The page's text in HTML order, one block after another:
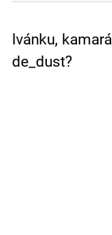
Sledujte
Ivánku,
de_dust?